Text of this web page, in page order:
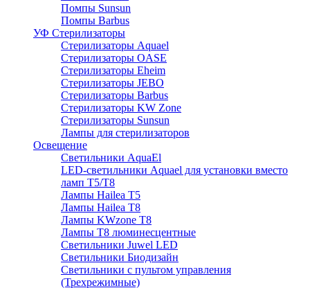
Помпы Sunsun
Помпы Barbus
УФ Стерилизаторы
Стерилизаторы Aquael
Стерилизаторы OASE
Стерилизаторы Eheim
Стерилизаторы JEBO
Стерилизаторы Barbus
Стерилизаторы KW Zone
Стерилизаторы Sunsun
Лампы для стерилизаторов
Освещение
Cветильники AquaEl
LED-светильники Aquael для установки вместо
ламп Т5/Т8
Лампы Hailea Т5
Лампы Hailea Т8
Лампы KWzone Т8
Лампы Т8 люминесцентные
Светильники Juwel LED
Светильники Биодизайн
Светильники с пультом управления
(Трехрежимные)